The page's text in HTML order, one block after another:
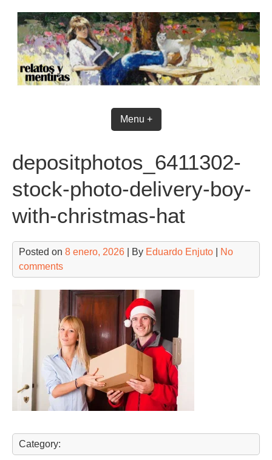
content
Menu +
depositphotos_6411302-
stock-photo-delivery-boy-
with-christmas-hat
Posted on 8 enero, 2026 | By Eduardo Enjuto
No
comments
Category: